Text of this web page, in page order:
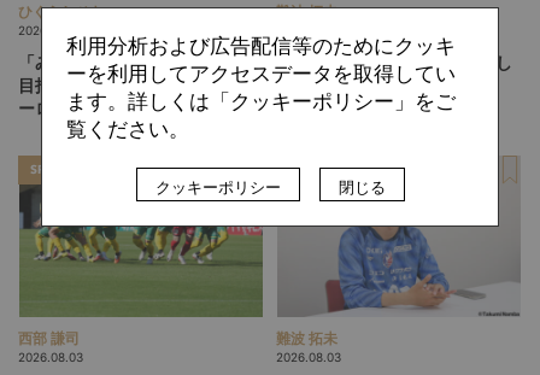
ひぐらしひなつ
2026.08.05
「みんなのセカンドクラブ」を
目指して。躍進するテゲバジャ
ーロ宮崎が示す「クラブを育て
る」という価値観
難波 拓未
「『器用』と言われるのは嬉し
くない」。岡山・西川潤が描
く、"恐い選手"への進化論
SPECIAL
西部 謙司
2026.08.03
SPECIAL
難波 拓未
2026.08.03
利用分析および広告配信等のためにクッキ
ーを利用してアクセスデータを取得してい
ます。詳しくは「クッキーポリシー」をご
覧ください。
クッキーポリシー 閉じる